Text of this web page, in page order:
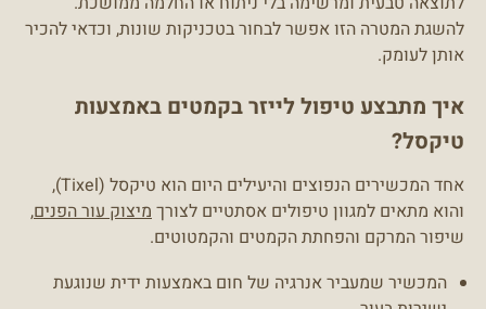
להשגת המטרה הזו אפשר לבחור בטכניקות שונות, וכדאי להכיר
אותן לעומק.
איך מתבצע טיפול לייזר בקמטים באמצעות
טיקסל?
אחד המכשירים הנפוצים והיעילים היום הוא טיקסל (Tixel),
והוא מתאים למגוון טיפולים אסתטיים לצורך מיצוק עור הפנים,
שיפור המרקם והפחתת הקמטים והקמטוטים.
המכשיר שמעביר אנרגיה של חום באמצעות ידית שנוגעת